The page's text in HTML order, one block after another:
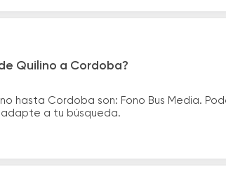
Quilino a Cordoba?
hasta Cordoba son: Fono Bus Media.
adapte a tu búsqueda.